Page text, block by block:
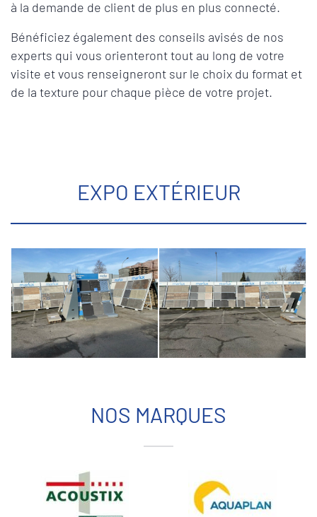
à la demande de client de plus en plus connecté.
Bénéficiez également des conseils avisés de nos
experts qui vous orienteront tout au long de votre
visite et vous renseigneront sur le choix du format et
de la texture pour chaque pièce de votre projet.
EXPO EXTÉRIEUR
NOS MARQUES